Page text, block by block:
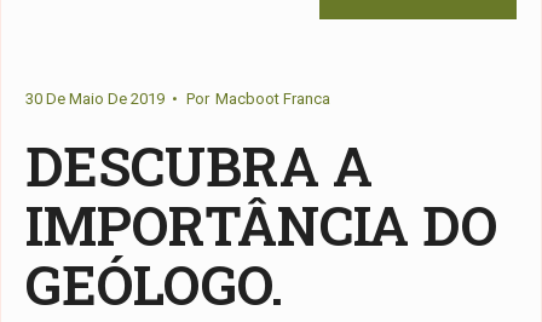
30 De Maio De 2019 • Por Macboot Franca
DESCUBRA A
IMPORTÂNCIA DO
GEÓLOGO.